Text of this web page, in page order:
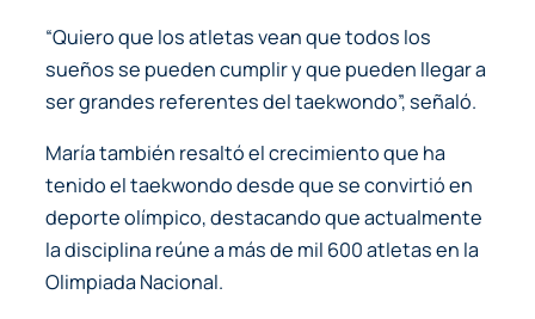
“Quiero que los atletas vean que todos los
sueños se pueden cumplir y que pueden llegar a
ser grandes referentes del taekwondo”, señaló.
María también resaltó el crecimiento que ha
tenido el taekwondo desde que se convirtió en
deporte olímpico, destacando que actualmente
la disciplina reúne a más de mil 600 atletas en la
Olimpiada Nacional.